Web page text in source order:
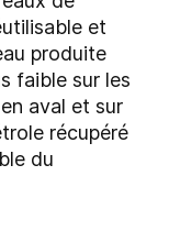
et
produite
faible sur les
aval et sur
récupéré
du